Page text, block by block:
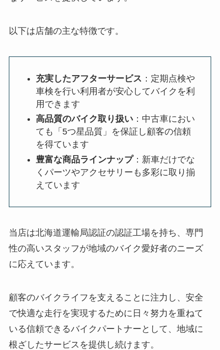
以下は店舗の主な特徴です。
充実したアフターサービス ：定期点検や
車検を行い利用者が安心してバイクを利
用できます
高品質のバイク取り扱い：中古車におい
ても「5つ星品質」を保証し顧客の信頼
を得ています
豊富な商品ラインナップ：新車だけでな
くパーツやアクセサリーも多彩に取り揃
えています
当店は北海道運輸局認証の認証工場を持ち、専門
性の高いスタッフが地域のバイク愛好者のニーズ
に応えています。
顧客のバイクライフを支えることに注力し、安全
で快適な走行を実現するために日々努力を重ねて
いる信頼できるバイクパートナーとして、地域に
根ざしたサービスを提供し続けます。